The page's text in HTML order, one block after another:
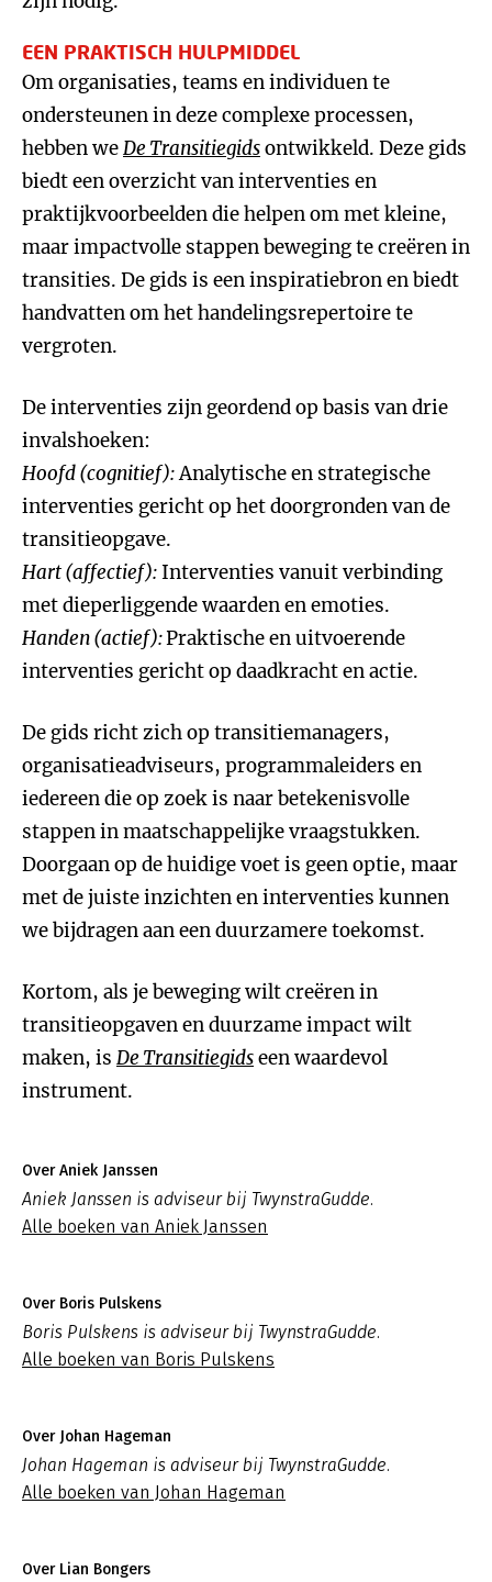
EEN PRAKTISCH HULPMIDDEL
Om organisaties, teams en individuen te
ondersteunen in deze complexe processen,
hebben weDe Transitiegidsontwikkeld. Deze gids
biedt een overzicht van interventies en
praktijkvoorbeelden die helpen om met kleine,
maar impactvolle stappen beweging te creëren in
transities. De gids is een inspiratiebron en biedt
handvatten om het handelingsrepertoire te
vergroten.
De interventies zijn geordend op basis van drie
invalshoeken:
Hoofd (cognitief):Analytische en strategische
interventies gericht op het doorgronden van de
transitieopgave.
Hart (affectief):Interventies vanuit verbinding
met dieperliggende waarden en emoties.
Handen (actief):Praktische en uitvoerende
interventies gericht op daadkracht en actie.
De gids richt zich op transitiemanagers,
organisatieadviseurs, programmaleiders en
iedereen die op zoek is naar betekenisvolle
stappen in maatschappelijke vraagstukken.
Doorgaan op de huidige voet is geen optie, maar
met de juiste inzichten en interventies kunnen
we bijdragen aan een duurzamere toekomst.
Kortom, als je beweging wilt creëren in
transitieopgaven en duurzame impact wilt
maken, is De Transitiegidseen waardevol
instrument.
Over Aniek Janssen
Aniek Janssen is adviseur bij TwynstraGudde.
Alle boeken van Aniek Janssen
Over Boris Pulskens
Boris Pulskens is adviseur bij TwynstraGudde.
Alle boeken van Boris Pulskens
Over Johan Hageman
Johan Hageman is adviseur bij TwynstraGudde.
Alle boeken van Johan Hageman
Over Lian Bongers